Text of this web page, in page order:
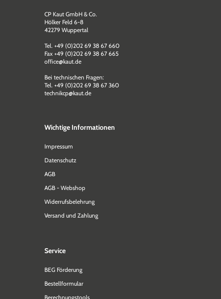
CP Kaut GmbH & Co.
Hölker Feld 6-8
42279 Wuppertal
Tel. +49 (0)202 69 38 67 660
Fax +49 (0)202 69 38 67 665
office@kaut.de
Bei technischen Fragen:
Tel. +49 (0)202 69 38 67 360
technikcp@kaut.de
Wichtige Informationen
Impressum
Datenschutz
AGB
AGB - Webshop
Widerrufsbelehrung
Versand und Zahlung
Service
BEG Förderung
Bestellformular
Berechnungstools